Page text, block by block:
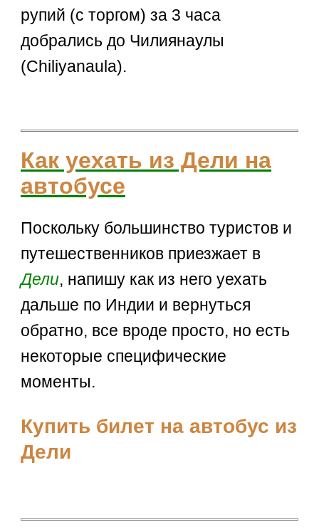
рупий (с торгом) за 3 часа
добрались до Чилиянаулы
(Chiliyanaula).
Как уехать из Дели на
автобусе
Поскольку большинство туристов и
путешественников приезжает в
Дели, напишу как из него уехать
дальше по Индии и вернуться
обратно, все вроде просто, но есть
некоторые специфические
моменты.
Купить билет на автобус из
Дели